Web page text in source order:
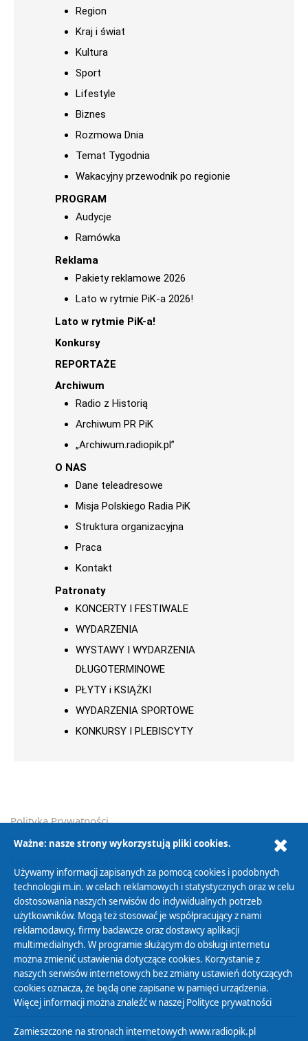
Region
Kraj i świat
Kultura
Sport
Lifestyle
Biznes
Rozmowa Dnia
Temat Tygodnia
Wakacyjny przewodnik po regionie
PROGRAM
Audycje
Ramówka
Reklama
Pakiety reklamowe 2026
Lato w rytmie PiK-a 2026!
Lato w rytmie PiK-a!
Konkursy
REPORTAŻE
Archiwum
Radio z Historią
Archiwum PR PiK
„Archiwum.radiopik.pl”
O NAS
Dane teleadresowe
Misja Polskiego Radia PiK
Struktura organizacyjna
Praca
Kontakt
Patronaty
KONCERTY I FESTIWALE
WYDARZENIA
WYSTAWY I WYDARZENIA
DŁUGOTERMINOWE
PŁYTY i KSIĄŻKI
WYDARZENIA SPORTOWE
KONKURSY I PLEBISCYTY
Polityka Prywatności
Zasady korzystania z Serwisu
Cyfryzacja DAB+
Polityka ochrony danych osobowych
Abonament
Zamówienia publiczne
Biuletyn Informacji Publicznej
Ważne: nasze strony wykorzystują pliki cookies.
Używamy informacji zapisanych za pomocą cookies i podobnych
technologii m.in. w celach reklamowych i statystycznych oraz w celu
dostosowania naszych serwisów do indywidualnych potrzeb
użytkowników. Mogą też stosować je współpracujący z nami
reklamodawcy, firmy badawcze oraz dostawcy aplikacji
multimedialnych. W programie służącym do obsługi internetu
można zmienić ustawienia dotyczące cookies. Korzystanie z
naszych serwisów internetowych bez zmiany ustawień dotyczących
cookies oznacza, że będą one zapisane w pamięci urządzenia.
Więcej informacji można znaleźć w naszej Polityce prywatności
Zamieszczone na stronach internetowych www.radiopik.pl